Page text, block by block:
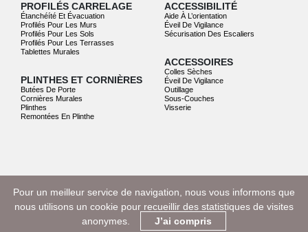
PROFILÉS CARRELAGE
Étanchéíté Et Évacuation
Profilés Pour Les Murs
Profilés Pour Les Sols
Profilés Pour Les Terrasses
Tablettes Murales
PLINTHES ET CORNIÈRES
Butées De Porte
Cornières Murales
Plinthes
Remontées En Plinthe
ACCESSIBILITÉ
Aide À L’orientation
Éveil De Vigilance
Sécurisation Des Escaliers
ACCESSOIRES
Colles Sèches
Éveil De Vigilance
Outillage
Sous-Couches
Visserie
Mentions légales
Pour un meilleur service de navigation, nous vous informons que
nous utilisons un cookie pour recueillir des statistiques de visites
anonymes.
J’ai compris